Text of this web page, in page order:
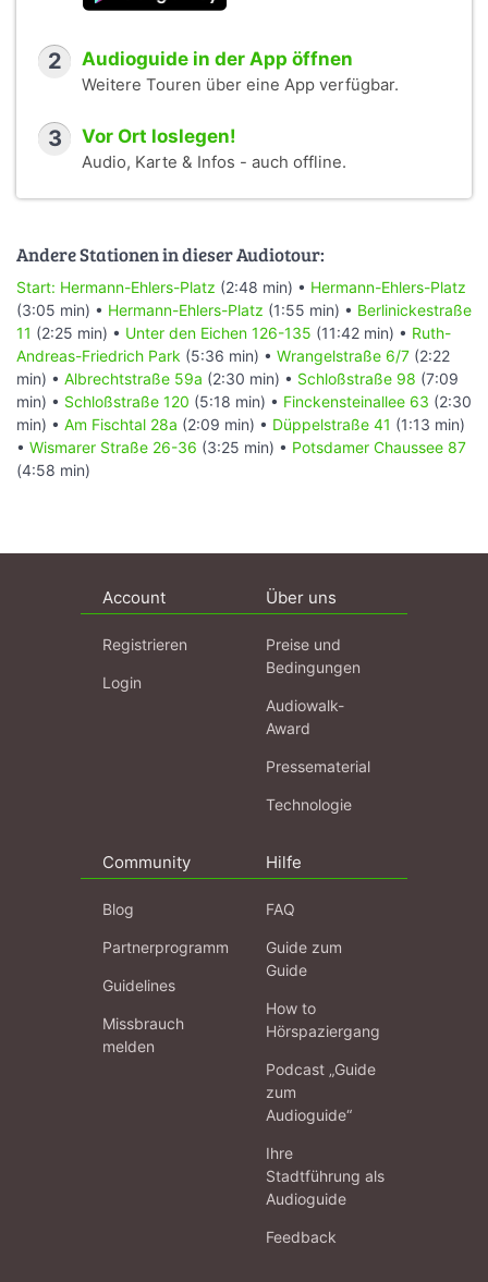
2 Audioguide in der App öffnen
Weitere Touren über eine App verfügbar.
3 Vor Ort loslegen!
Audio, Karte & Infos - auch offline.
Andere Stationen in dieser Audiotour:
Start: Hermann-Ehlers-Platz (2:48 min) • Hermann-Ehlers-Platz
(3:05 min) • Hermann-Ehlers-Platz (1:55 min) • Berlinickestraße
11 (2:25 min) • Unter den Eichen 126-135 (11:42 min) • Ruth-
Andreas-Friedrich Park (5:36 min) • Wrangelstraße 6/7 (2:22
min) • Albrechtstraße 59a (2:30 min) • Schloßstraße 98 (7:09
min) • Schloßstraße 120 (5:18 min) • Finckensteinallee 63 (2:30
min) • Am Fischtal 28a (2:09 min) • Düppelstraße 41 (1:13 min)
• Wismarer Straße 26-36 (3:25 min) • Potsdamer Chaussee 87
(4:58 min)
Account
Registrieren
Login
Über uns
Preise und
Bedingungen
Audiowalk-
Award
Pressematerial
Technologie
Community
Blog
Partnerprogramm
Guidelines
Missbrauch
melden
Hilfe
FAQ
Guide zum
Guide
How to
Hörspaziergang
Podcast „Guide
zum
Audioguide“
Ihre
Stadtführung als
Audioguide
Feedback